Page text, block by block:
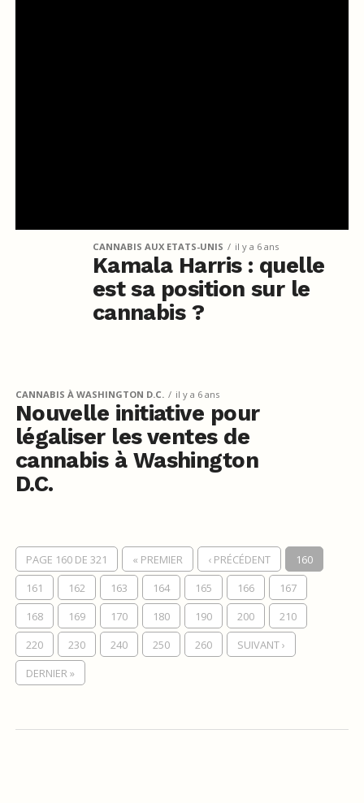
CANNABIS AUX ETATS-UNIS il y a 6 ans
Kamala Harris : quelle
est sa position sur le
cannabis ?
CANNABIS À WASHINGTON D.C. il y a 6 ans
Nouvelle initiative pour
légaliser les ventes de
cannabis à Washington
D.C.
PAGE 160 DE 321 « PREMIER ‹ PRÉCÉDENT
160
161
162 163 164 165 166
167
168
169 170 180 190 200
210
220
230 240 250 260
SUIVANT ›
DERNIER »